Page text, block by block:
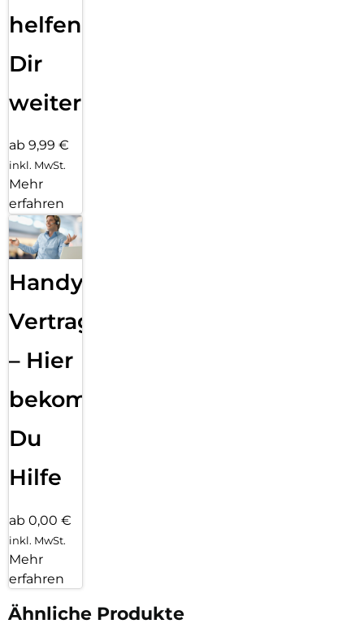
helfen
Dir
weiter
ab 9,99 €
inkl. MwSt.
Mehr
erfahren
Handy
Vertragsabwicklung
– Hier
bekommst
Du
Hilfe
ab 0,00 €
inkl. MwSt.
Mehr
erfahren
Ähnliche Produkte